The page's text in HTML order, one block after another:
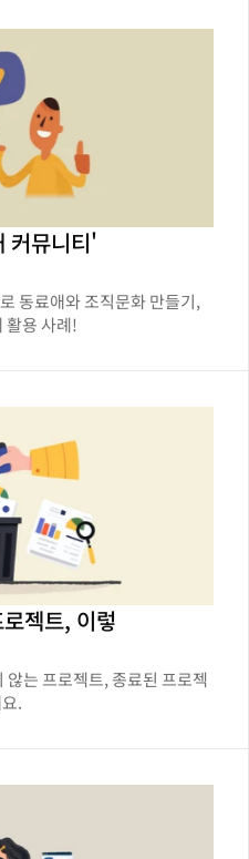
커뮤니티'
동료애와 조직문화 만들기,
활용 사례!
젝트, 이렇
는 프로젝트, 종료된 프로젝
.